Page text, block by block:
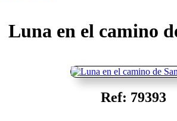
Luna en el camino
Ref: 79393